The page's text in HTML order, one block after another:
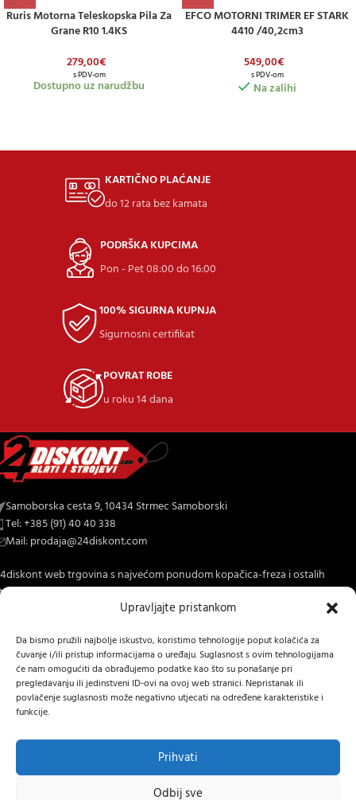
Upravljajte pristankom
Da bismo pružili najbolje iskustvo, koristimo tehnologije poput kolačića za
čuvanje i/ili pristup informacijama o uređaju. Suglasnost s ovim tehnologijama
će nam omogućiti da obrađujemo podatke kao što su ponašanje pri
pregledavanju ili jedinstveni ID-ovi na ovoj web stranici. Nepristanak ili
povlačenje suglasnosti može negativno utjecati na određene karakteristike i
funkcije.
Prihvati
Odbij sve
Ruris Motorna Teleskopska Pila Za
Grane R10 1.4KS
279,00€
s PDV-om
Dostupno uz narudžbu
EFCO MOTORNI TRIMER EF STARK
4410 /40,2cm3
549,00€
s PDV-om
Na zalihi
KARTIČNO PLAĆANJE
do 12 rata bez kamata
PODRŠKA KUPCIMA
Pon - Pet 08:00 do 16:00
100% SIGURNA KUPNJA
Sigurnosni certifikat
POVRAT ROBE
u roku 14 dana
Samoborska cesta 9, 10434 Strmec Samoborski
Tel: +385 (91) 40 40 338
Mail: prodaja@24diskont.com
web trgovina s najvećom ponudom kopačica-freza i ostalih
za dom i vrt.
INFORMACIJE O KUPNJI
OSTALE INFORMACIJE
Hrvatski